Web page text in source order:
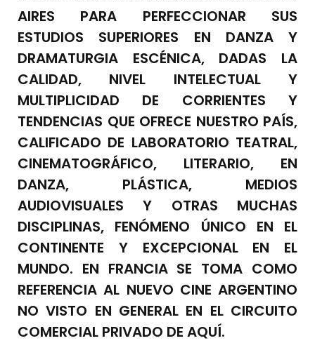
AIRES PARA PERFECCIONAR SUS
ESTUDIOS SUPERIORES EN DANZA Y
DRAMATURGIA ESCÉNICA, DADAS LA
CALIDAD, NIVEL INTELECTUAL Y
MULTIPLICIDAD DE CORRIENTES Y
TENDENCIAS QUE OFRECE NUESTRO PAÍS,
CALIFICADO DE LABORATORIO TEATRAL,
CINEMATOGRÁFICO, LITERARIO, EN
DANZA, PLÁSTICA, MEDIOS
AUDIOVISUALES Y OTRAS MUCHAS
DISCIPLINAS, FENÓMENO ÚNICO EN EL
CONTINENTE Y EXCEPCIONAL EN EL
MUNDO. EN FRANCIA SE TOMA COMO
REFERENCIA AL NUEVO CINE ARGENTINO
NO VISTO EN GENERAL EN EL CIRCUITO
COMERCIAL PRIVADO DE AQUÍ.